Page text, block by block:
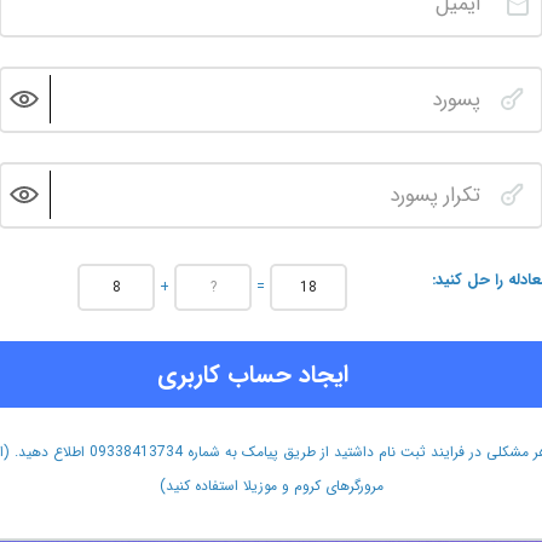
را حل کنید + =
ایجاد حساب کاربری
هر مشکلی در فرایند ثبت نام داشتید از طریق پیامک به شماره 09338413734 اطلاع
مرورگرهای کروم و موزیلا استفاده کنید)